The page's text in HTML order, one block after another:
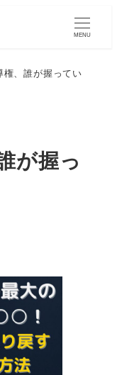
MENU
権、誰が握ってい
が握っ